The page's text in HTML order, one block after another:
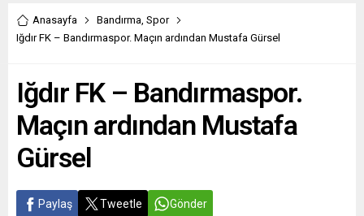
Anasayfa Bandırma, Spor
Iğdır FK – Bandırmaspor. Maçın ardından Mustafa Gürsel
Iğdır FK – Bandırmaspor.
Maçın ardından Mustafa
Gürsel
Paylaş Tweetle Gönder